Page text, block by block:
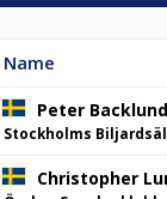
Name
Peter Backlund
Stockholms
Christopher